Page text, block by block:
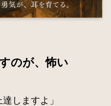
のが、怖い
しますよ」